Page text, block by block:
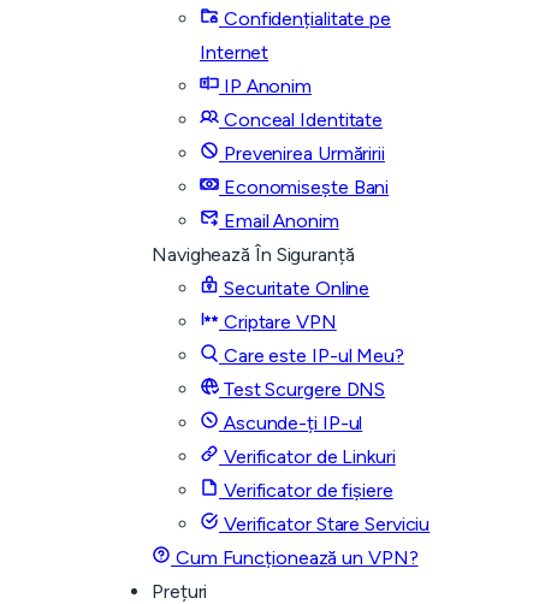
Confidențialitate pe
Internet
IP Anonim
Conceal Identitate
Prevenirea Urmăririi
Economisește Bani
Email Anonim
Navighează În Siguranță
Securitate Online
Criptare VPN
Care este IP-ul Meu?
Test Scurgere DNS
Ascunde-ți IP-ul
Verificator de Linkuri
Verificator de fișiere
Verificator Stare Serviciu
Cum Funcționează un VPN?
Prețuri